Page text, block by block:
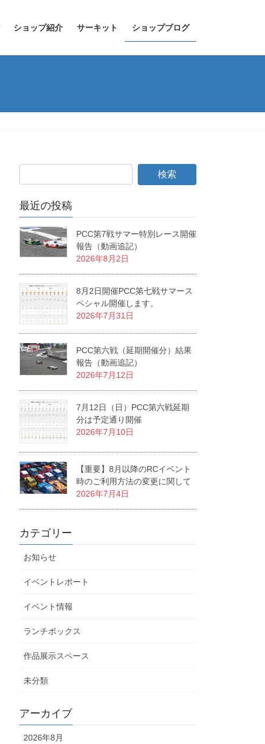
ショップ紹介 サーキット ショップブログ
最近の投稿
PCC第7戦サマー特別レース開催
報告（動画追記）
2026年8月2日
8月2日開催PCC第七戦サマース
ペシャル開催します。
2026年7月31日
PCC第六戦（延期開催分）結果
報告（動画追記）
2026年7月12日
7月12日（日）PCC第六戦延期
分は予定通り開催
2026年7月10日
【重要】8月以降のRCイベント
時のご利用方法の変更に関して
2026年7月4日
カテゴリー
お知らせ
イベントレポート
イベント情報
ランチボックス
作品展示スペース
未分類
アーカイブ
2026年8月